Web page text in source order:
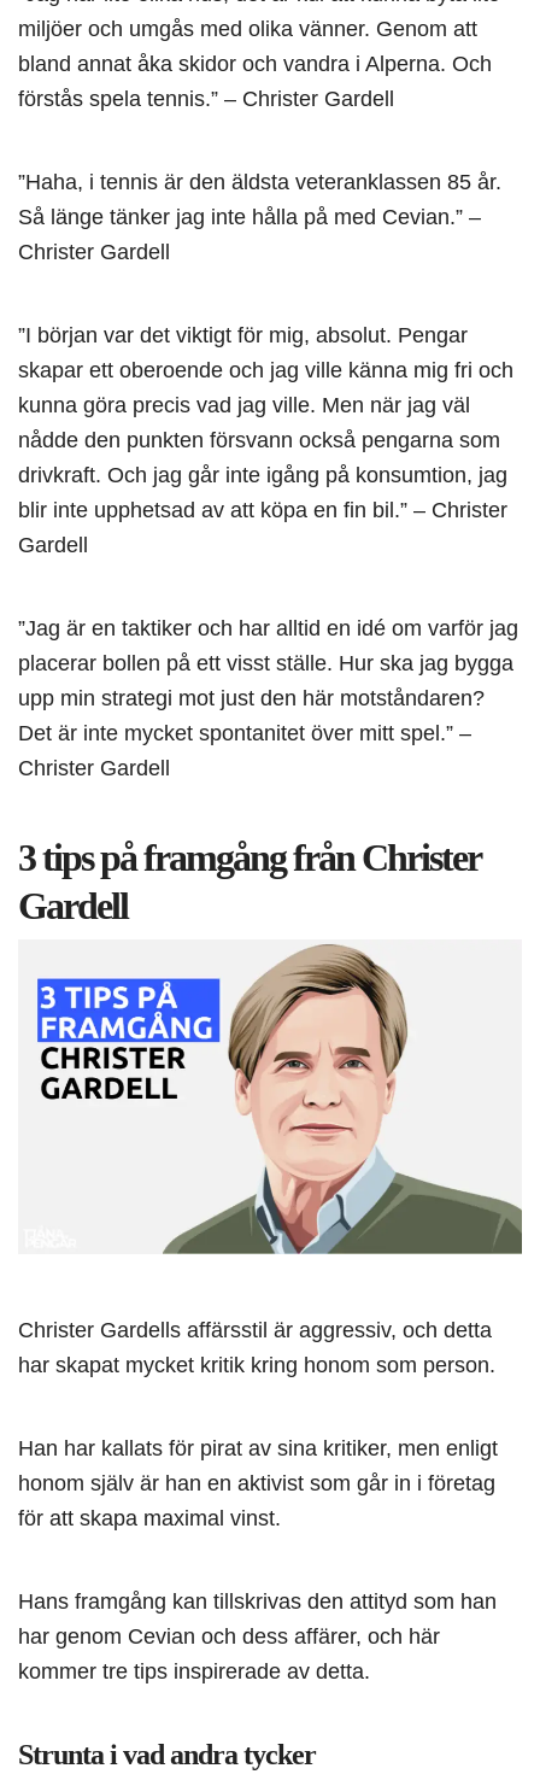
miljöer och umgås med olika vänner. Genom att
bland annat åka skidor och vandra i Alperna. Och
förstås spela tennis.” – Christer Gardell
”Haha, i tennis är den äldsta veteranklassen 85 år.
Så länge tänker jag inte hålla på med Cevian.” –
Christer Gardell
”I början var det viktigt för mig, absolut. Pengar
skapar ett oberoende och jag ville känna mig fri och
kunna göra precis vad jag ville. Men när jag väl
nådde den punkten försvann också pengarna som
drivkraft. Och jag går inte igång på konsumtion, jag
blir inte upphetsad av att köpa en fin bil.” – Christer
Gardell
”Jag är en taktiker och har alltid en idé om varför jag
placerar bollen på ett visst ställe. Hur ska jag bygga
upp min strategi mot just den här motståndaren?
Det är inte mycket spontanitet över mitt spel.” –
Christer Gardell
3 tips på framgång från Christer
Gardell
Christer Gardells affärsstil är aggressiv, och detta
har skapat mycket kritik kring honom som person.
Han har kallats för pirat av sina kritiker, men enligt
honom själv är han en aktivist som går in i företag
för att skapa maximal vinst.
Hans framgång kan tillskrivas den attityd som han
har genom Cevian och dess affärer, och här
kommer tre tips inspirerade av detta.
Strunta i vad andra tycker